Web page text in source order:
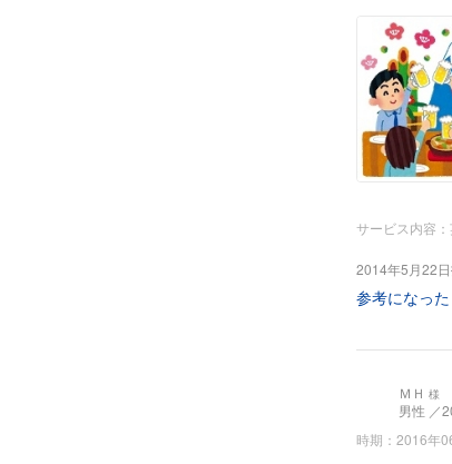
で、こま
宿題を自
私が4ヶ月
帰国直後
新しい挑戦
下記は、昨
こんばんは
〇〇です。
サービス内容
2014年5月22
参考になった
ＭＨ 様
男性 ／
時期：2016年